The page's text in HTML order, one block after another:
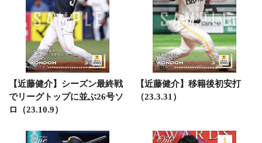
【近藤健介】シーズン最終戦
でリーグトップに並ぶ26号ソ
ロ（23.10.9）
【近藤健介】移籍後初安打
（23.3.31）